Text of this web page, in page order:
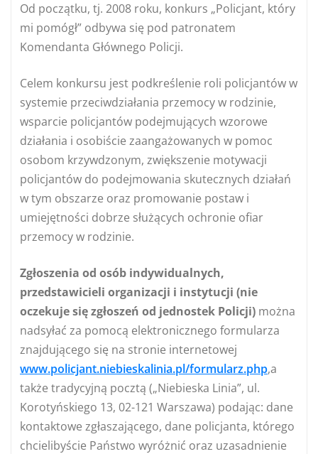
Od początku, tj. 2008 roku, konkurs „Policjant, który
mi pomógł” odbywa się pod patronatem
Komendanta Głównego Policji.
Celem konkursu jest podkreślenie roli policjantów w
systemie przeciwdziałania przemocy w rodzinie,
wsparcie policjantów podejmujących wzorowe
działania i osobiście zaangażowanych w pomoc
osobom krzywdzonym, zwiększenie motywacji
policjantów do podejmowania skutecznych działań
w tym obszarze oraz promowanie postaw i
umiejętności dobrze służących ochronie ofiar
przemocy w rodzinie.
Zgłoszenia od osób indywidualnych,
przedstawicieli organizacji i instytucji (nie
oczekuje się zgłoszeń od jednostek Policji) można
nadsyłać za pomocą elektronicznego formularza
znajdującego się na stronie internetowej
www.policjant.niebieskalinia.pl/formularz.php,a
także tradycyjną pocztą („Niebieska Linia”, ul.
Korotyńskiego 13, 02-121 Warszawa) podając: dane
kontaktowe zgłaszającego, dane policjanta, którego
chcielibyście Państwo wyróżnić oraz uzasadnienie